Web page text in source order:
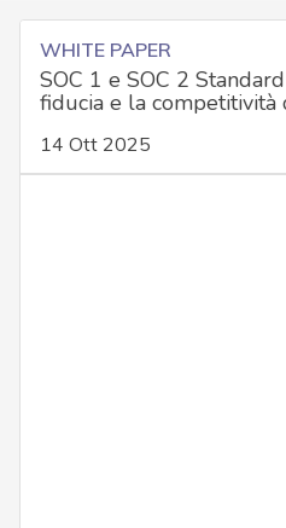
WHITE PAPER
SOC 1 e SOC 2
fiducia e la competitività
14 Ott 2025